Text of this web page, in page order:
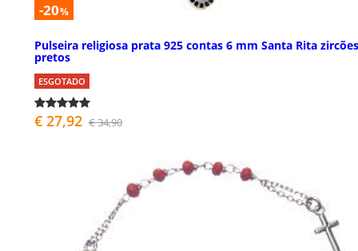
-20%
Pulseira religiosa prata 925 contas 6 mm Santa Rita zircões
pretos
ESGOTADO
€ 27,92 € 34,90